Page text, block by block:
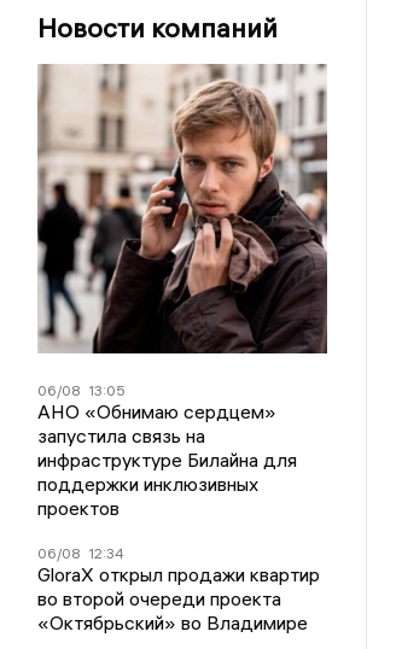
Новости компаний
06/08 13:05
АНО «Обнимаю сердцем»
запустила связь на
инфраструктуре Билайна для
поддержки инклюзивных
проектов
06/08 12:34
GloraX открыл продажи квартир
во второй очереди проекта
«Октябрьский» во Владимире